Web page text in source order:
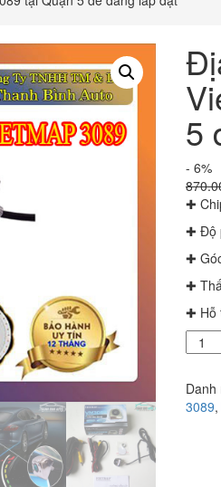
5
- 6%
✚
✚ Độ
✚
✚
✚ Hỗ
Địa
chỉ
lùi
Danh
3089,